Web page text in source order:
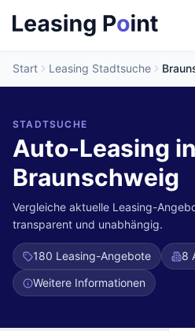
Start Leasing Stadtsuche
STADTSUCHE
Auto-Leasing in
Braunschweig
Vergleiche aktuelle Leasing-
transparent und unabhängig.
180 Leasing-Angebote
8
Weitere Informationen